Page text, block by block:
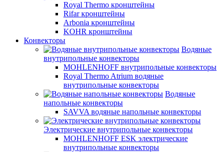
Royal Thermo кронштейны
Rifar кронштейны
Arbonia кронштейны
KOHR кронштейны
Конвекторы
Водяные
внутрипольные конвекторы
MOHLENHOFF внутрипольные конвекторы
Royal Thermo Atrium водяные
внутрипольные конвекторы
Водяные
напольные конвекторы
SAVVA водяные напольные конвекторы
Электрические внутрипольные конвекторы
MOHLENHOFF ESK электрические
внутрипольные конвекторы